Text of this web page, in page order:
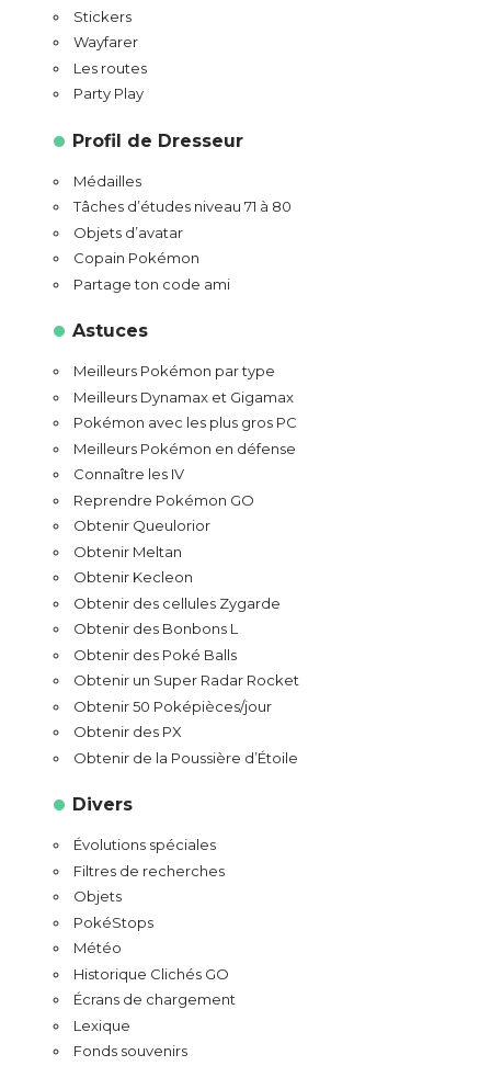
Stickers
Wayfarer
Les routes
Party Play
Profil de Dresseur
Médailles
Tâches d’études niveau 71 à 80
Objets d’avatar
Copain Pokémon
Partage ton code ami
Astuces
Meilleurs Pokémon par type
Meilleurs Dynamax et Gigamax
Pokémon avec les plus gros PC
Meilleurs Pokémon en défense
Connaître les IV
Reprendre Pokémon GO
Obtenir Queulorior
Obtenir Meltan
Obtenir Kecleon
Obtenir des cellules Zygarde
Obtenir des Bonbons L
Obtenir des Poké Balls
Obtenir un Super Radar Rocket
Obtenir 50 Poképièces/jour
Obtenir des PX
Obtenir de la Poussière d’Étoile
Divers
Évolutions spéciales
Filtres de recherches
Objets
PokéStops
Météo
Historique Clichés GO
Écrans de chargement
Lexique
Fonds souvenirs